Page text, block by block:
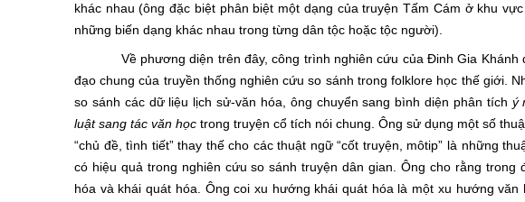
khác nhau (ông đặc biệt phân biệt một dạng của truyện Tấm Cám ở khu
những biến dạng khác nhau trong từng dân tộc hoặc tộc người).
Về phương diện trên đây, công trình nghiên cứu của Đinh Gia Khánh
đạo chung của truyền thống nghiên cứu so sánh trong folklore học thế giới.
so sánh các dữ liệu lịch sử-văn hóa, ông chuyển sang bình diện phân tích ý
luật sang tác văn học trong truyện cổ tích nói chung. Ông sử dụng một số
“chủ đề, tình tiết” thay thế cho các thuật ngữ “cốt truyện, môtip” là những
có hiệu quả trong nghiên cứu so sánh truyện dân gian. Ông cho rằng
hóa và khái quát hóa. Ông coi xu hướng khái quát hóa là một xu hướng